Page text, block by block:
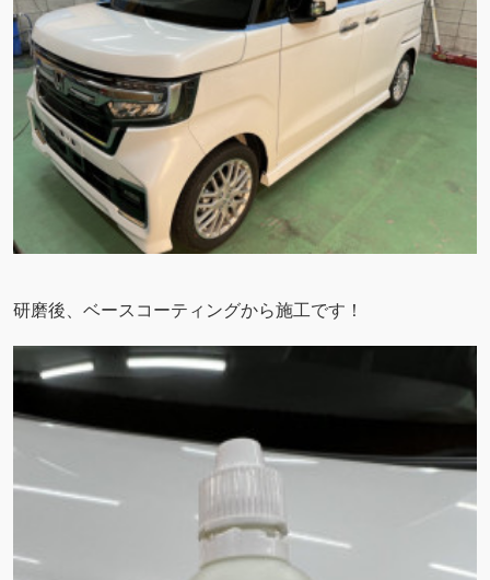
研磨後、ベースコーティングから施工です！